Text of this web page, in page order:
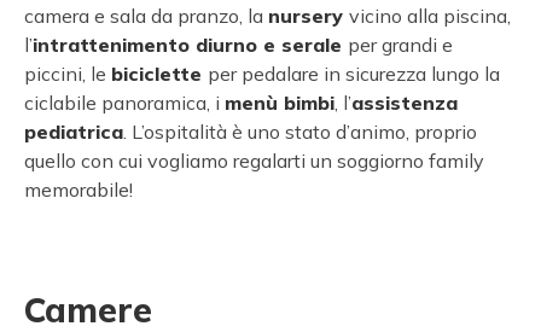
camera e sala da pranzo, la nursery vicino alla piscina,
l’intrattenimento diurno e serale per grandi e
piccini, le biciclette per pedalare in sicurezza lungo la
ciclabile panoramica, i menù bimbi, l’assistenza
pediatrica. L’ospitalità è uno stato d’animo, proprio
quello con cui vogliamo regalarti un soggiorno family
memorabile!
Camere